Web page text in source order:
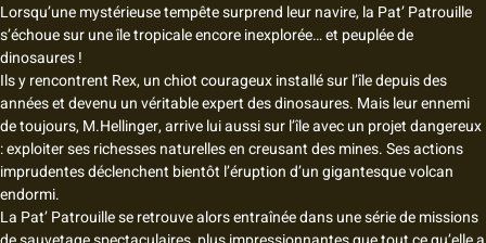
Lorsqu’une mystérieuse tempête surprend leur navire, la Pat’ Patrouille
s’échoue sur une île tropicale encore inexplorée… et peuplée de
dinosaures !
Ils y rencontrent Rex, un chiot courageux installé sur l’île depuis des
années et devenu un véritable expert des dinosaures. Mais leur ennemi
de toujours, M.Hellinger, arrive lui aussi sur l’île avec un projet dangereux
: exploiter ses richesses naturelles en creusant des mines. Ses actions
imprudentes déclenchent bientôt l’éruption d’un gigantesque volcan
endormi.
La Pat’ Patrouille se retrouve alors entraînée dans une série de missions